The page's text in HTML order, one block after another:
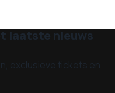
laatste nieuws
exclusieve tickets en